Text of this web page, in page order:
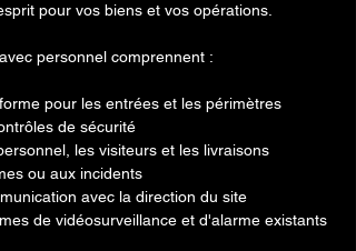
pour vos biens et vos opérations.
personnel comprennent :
pour les entrées et les périmètres
de sécurité
les visiteurs et les livraisons
ou aux incidents
avec la direction du site
de vidéosurveillance et d'alarme existants